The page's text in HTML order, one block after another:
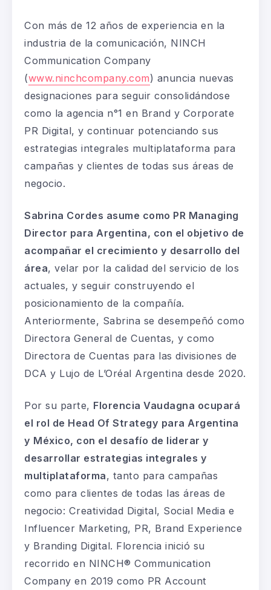
Con más de 12 años de experiencia en la
industria de la comunicación, NINCH
Communication Company
(www.ninchcompany.com) anuncia nuevas
designaciones para seguir consolidándose
como la agencia n°1 en Brand y Corporate
PR Digital, y continuar potenciando sus
estrategias integrales multiplataforma para
campañas y clientes de todas sus áreas de
negocio.
Sabrina Cordes asume como PR Managing
Director para Argentina, con el objetivo de
acompañar el crecimiento y desarrollo del
área, velar por la calidad del servicio de los
actuales, y seguir construyendo el
posicionamiento de la compañía.
Anteriormente, Sabrina se desempeñó como
Directora General de Cuentas, y como
Directora de Cuentas para las divisiones de
DCA y Lujo de L’Oréal Argentina desde 2020.
Por su parte, Florencia Vaudagna ocupará
el rol de Head Of Strategy para Argentina
y México, con el desafío de liderar y
desarrollar estrategias integrales y
multiplataforma, tanto para campañas
como para clientes de todas las áreas de
negocio: Creatividad Digital, Social Media e
Influencer Marketing, PR, Brand Experience
y Branding Digital. Florencia inició su
recorrido en NINCH® Communication
Company en 2019 como PR Account